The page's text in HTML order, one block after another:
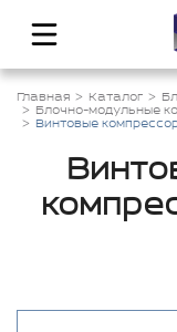
Главная Каталог
Блочно-модульные
Винтовые